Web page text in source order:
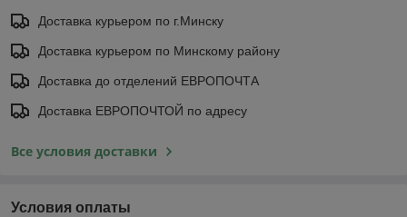
Доставка курьером по г.Минску
Доставка курьером по Минскому району
Доставка до отделений ЕВРОПОЧТА
Доставка ЕВРОПОЧТОЙ по адресу
Все условия доставки
Условия оплаты